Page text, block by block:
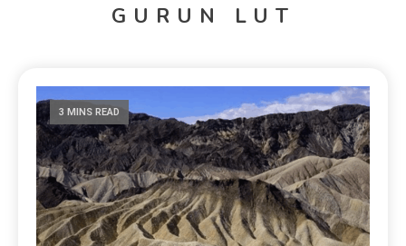
GURUN LUT
3 MINS READ